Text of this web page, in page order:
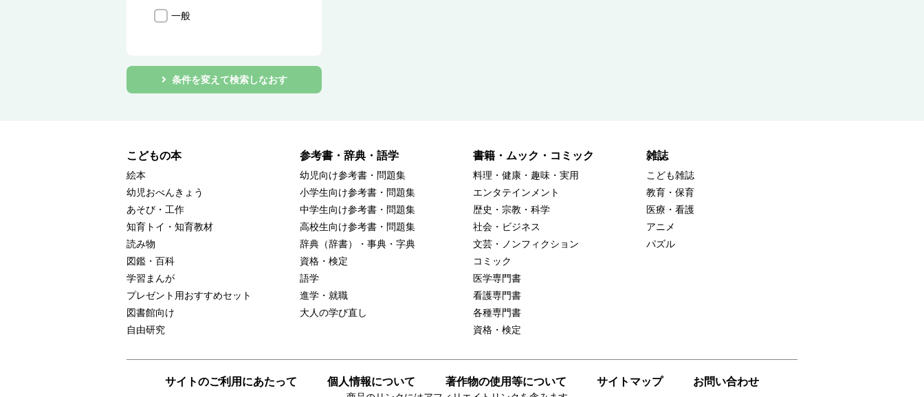
一般
条件を変えて検索しなおす
こどもの本
絵本
幼児おべんきょう
あそび・工作
知育トイ・知育教材
読み物
図鑑・百科
学習まんが
プレゼント用おすすめセット
図書館向け
自由研究
参考書・辞典・語学
幼児向け参考書・問題集
小学生向け参考書・問題集
中学生向け参考書・問題集
高校生向け参考書・問題集
辞典（辞書）・事典・字典
資格・検定
語学
進学・就職
大人の学び直し
書籍・ムック・コミック
料理・健康・趣味・実用
エンタテインメント
歴史・宗教・科学
社会・ビジネス
文芸・ノンフィクション
コミック
医学専門書
看護専門書
各種専門書
資格・検定
雑誌
こども雑誌
教育・保育
医療・看護
アニメ
パズル
サイトのご利用にあたって 個人情報について 著作物の使用等について サイトマップ お問い合わせ